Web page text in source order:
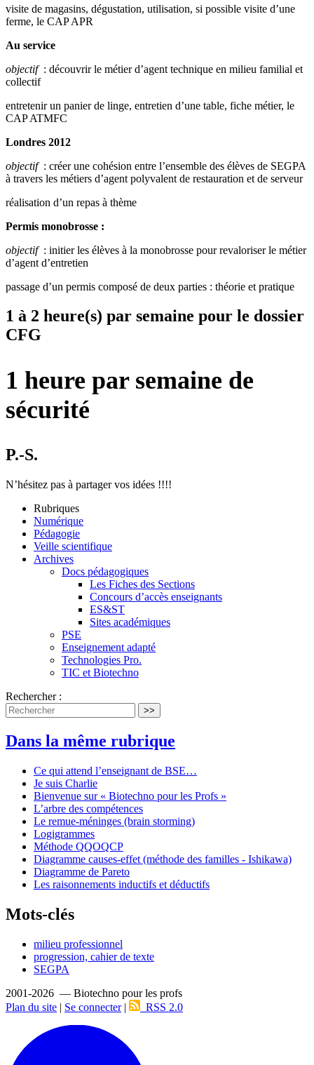
visite de magasins, dégustation, utilisation, si possible visite d’une
ferme, le CAP APR
Au service
objectif : découvrir le métier d’agent technique en milieu familial et
collectif
entretenir un panier de linge, entretien d’une table, fiche métier, le
CAP ATMFC
Londres 2012
objectif : créer une cohésion entre l’ensemble des élèves de SEGPA
à travers les métiers d’agent polyvalent de restauration et de serveur
réalisation d’un repas à thème
Permis monobrosse :
objectif : initier les élèves à la monobrosse pour revaloriser le métier
d’agent d’entretien
passage d’un permis composé de deux parties : théorie et pratique
1 à 2 heure(s) par semaine pour le dossier
CFG
1 heure par semaine de
sécurité
P.-S.
N’hésitez pas à partager vos idées !!!!
Rubriques
Numérique
Pédagogie
Veille scientifique
Archives
Docs pédagogiques
Les Fiches des Sections
Concours d’accès enseignants
ES&ST
Sites académiques
PSE
Enseignement adapté
Technologies Pro.
TIC et Biotechno
Rechercher :
>>
Dans la même rubrique
Ce qui attend l’enseignant de BSE…
Je suis Charlie
Bienvenue sur « Biotechno pour les Profs »
L’arbre des compétences
Le remue-méninges (brain storming)
Logigrammes
Méthode QQOQCP
Diagramme causes-effet (méthode des familles - Ishikawa)
Diagramme de Pareto
Les raisonnements inductifs et déductifs
Mots-clés
milieu professionnel
progression, cahier de texte
SEGPA
2001-2026 — Biotechno pour les profs
Plan du site | Se connecter| RSS 2.0